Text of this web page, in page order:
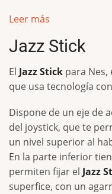
Leer más
Jazz Stick
El Jazz Stick para Nes,
que usa tecnología
Dispone de un eje de
del joystick, que te
un nivel superior al
En la parte inferior
permiten fijar el Jazz
superfice, con un